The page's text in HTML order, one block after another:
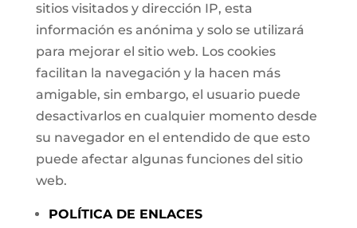
sitios visitados y dirección IP, esta
información es anónima y solo se utilizará
para mejorar el sitio web. Los cookies
facilitan la navegación y la hacen más
amigable, sin embargo, el usuario puede
desactivarlos en cualquier momento desde
su navegador en el entendido de que esto
puede afectar algunas funciones del sitio
web.
POLÍTICA DE ENLACES